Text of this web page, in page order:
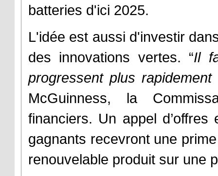
batteries d'ici 2025.
L'idée est aussi d'investir
des innovations vertes. “Il
progressent plus
McGuinness, la
financiers. Un appel
gagnants recevront une
renouvelable produit sur une